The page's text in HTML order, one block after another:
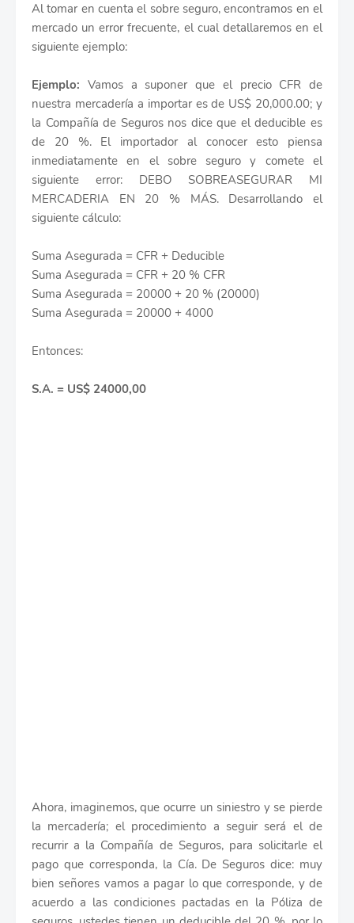
Al tomar en cuenta el sobre seguro, encontramos en el
mercado un error frecuente, el cual detallaremos en el
siguiente ejemplo:
Ejemplo: Vamos a suponer que el precio CFR de
nuestra mercadería a importar es de US$ 20,000.00; y
la Compañía de Seguros nos dice que el deducible es
de 20 %. El importador al conocer esto piensa
inmediatamente en el sobre seguro y comete el
siguiente error: DEBO SOBREASEGURAR MI
MERCADERIA EN 20 % MÁS. Desarrollando el
siguiente cálculo:
Suma Asegurada = CFR + Deducible
Suma Asegurada = CFR + 20 % CFR
Suma Asegurada = 20000 + 20 % (20000)
Suma Asegurada = 20000 + 4000
Entonces:
S.A. = US$ 24000,00
Ahora, imaginemos, que ocurre un siniestro y se pierde
la mercadería; el procedimiento a seguir será el de
recurrir a la Compañía de Seguros, para solicitarle el
pago que corresponda, la Cía. De Seguros dice: muy
bien señores vamos a pagar lo que corresponde, y de
acuerdo a las condiciones pactadas en la Póliza de